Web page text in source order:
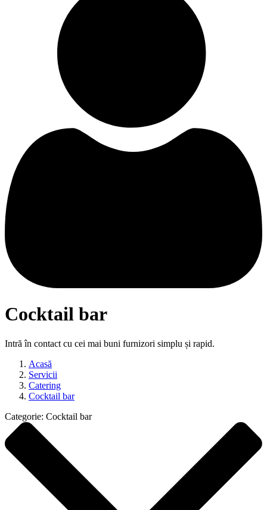
Cocktail bar
Intră în contact cu cei mai buni furnizori simplu și rapid.
Acasă
Servicii
Catering
Cocktail bar
Categorie: Cocktail bar